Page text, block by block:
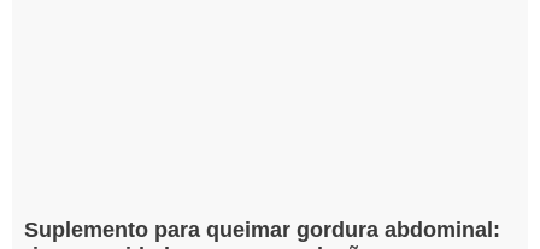
Suplemento para queimar gordura abdominal: